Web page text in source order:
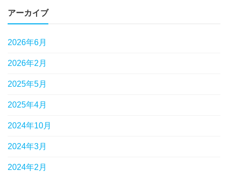
アーカイブ
2026年6月
2026年2月
2025年5月
2025年4月
2024年10月
2024年3月
2024年2月